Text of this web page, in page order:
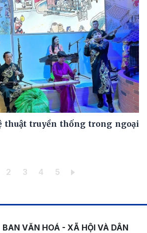
thuật truyền thống trong ngoại
hiện thời
Trang
2 Trang
3 Trang
4 Trang
5
BAN VĂN HOÁ - XÃ HỘI VÀ DÂN